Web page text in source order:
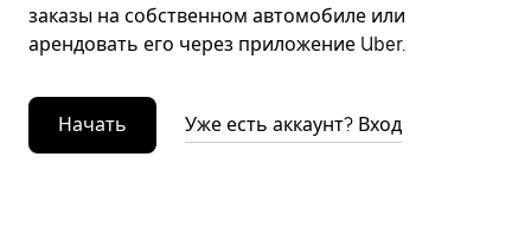
заказы на собственном автомобиле или
арендовать его через приложение Uber.
Начать Уже есть аккаунт? Вход